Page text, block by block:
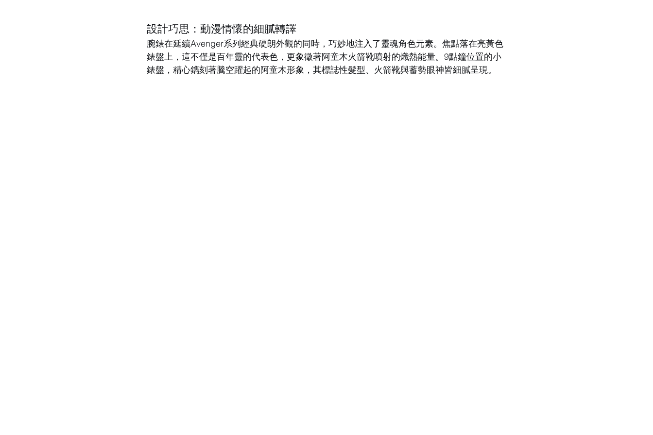
設計巧思：動漫情懷的細膩轉譯
腕錶在延續Avenger系列經典硬朗外觀的同時，巧妙地注入了靈魂角色元素。焦點落在亮黃色
錶盤上，這不僅是百年靈的代表色，更象徵著阿童木火箭靴噴射的熾熱能量。9點鐘位置的小
錶盤，精心鐫刻著騰空躍起的阿童木形象，其標誌性髮型、火箭靴與蓄勢眼神皆細膩呈現。